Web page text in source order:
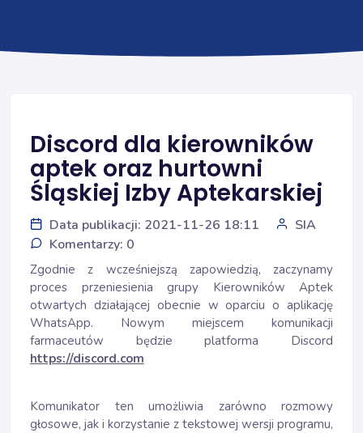
Discord dla kierowników
aptek oraz hurtowni
Śląskiej Izby Aptekarskiej
Data publikacji: 2021-11-26 18:11
SIA
Komentarzy: 0
Zgodnie z wcześniejszą zapowiedzią, zaczynamy
proces przeniesienia grupy Kierowników Aptek
otwartych działającej obecnie w oparciu o aplikację
WhatsApp. Nowym miejscem komunikacji
farmaceutów będzie platforma Discord
https://discord.com
Komunikator ten umożliwia zarówno rozmowy
głosowe, jak i korzystanie z tekstowej wersji programu,